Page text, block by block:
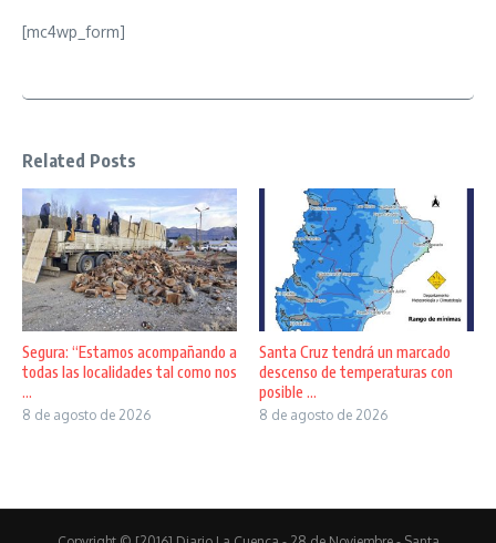
[mc4wp_form]
Related Posts
Segura: “Estamos acompañando a
todas las localidades tal como nos
...
8 de agosto de 2026
Santa Cruz tendrá un marcado
descenso de temperaturas con
posible ...
8 de agosto de 2026